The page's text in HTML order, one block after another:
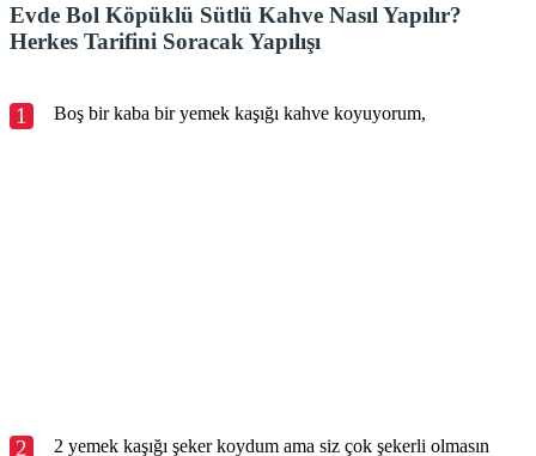
Evde Bol Köpüklü Sütlü Kahve Nasıl Yapılır?
Herkes Tarifini Soracak Yapılışı
1 Boş bir kaba bir yemek kaşığı kahve koyuyorum,
2
2 yemek kaşığı şeker koydum ama siz çok şekerli olmasın